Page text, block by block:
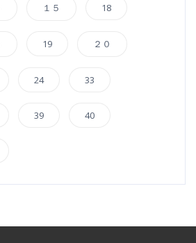
１５ 18
19 ２０
24 33
39 40